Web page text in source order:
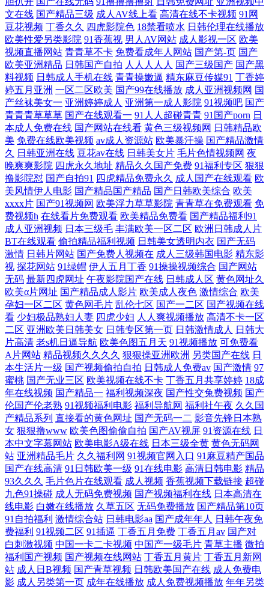
综合 久久伊人精品视频 国产丝袜美腿在线观看 大橡胶肏逼视频网 97超碰
人人草 91豆花网页免费 亚洲精品夜夜爽 亚州91 亚瑟黄色不卡网络 日日干
天天操 日韩影视 人人看av 另类色图人与 久草黄色网 国产欧美在线一线二
线 超碰人人操人人操 96精品国产亩在第 91蓝莓视频 中文字幕日韩欧美 午
夜理伦片 色播视频 人人人人人人人一操 青青草国产 男女深夜福利 国产自
第10页 国产精品久久久婷婷 黄色小网站秘密入口 国产91九色色啦 超碰成
人网 超鹏在线人妻 wwwsevip超碰 AV狠狠干 51精品视频 色色的网站 欧美
在线一品 精品人妻中文系列 后入少妇 国产精品日韩久久 超碰人人摸人人
操 а√天堂 爱豆网站免费观看官网 99色热 91大神网站 91处女 一本道操逼
导航 骚日日av 人人妻人人干人人 欧美日韩精品网站 欧美日韩精品网站 免
费的91 久久成人麻豆 九九精品久久 精品日韩网站 激情另类综合楼 国产精
品视频噜噜 白白色青青草在线观看 Av人人动物 97人人人 dd午夜AV 97资
源网站 92福利 91看片wwwcom 内射白丝jk 草莓视频app下载 艹艹日干
WWW怕怕 丰满人妻一二区 黄色页网站 九1传媒免费网页 麻豆精品产国入
口1 欧美亚洲日韩成人 强奸网址 人人伦人人伦人人乐 日本黄色一道二道
青青草原免费在线观看 人人妻人人操AV 国产日亚韩三区综合 国产人人干
黑丝自慰 91探花 AV色骚骚 色情在线观看 9199极品操91 97欧美色色 波多
野综合色图 含羞草视频 美女超碰碰 蜜桃视频WWWW 老司机黄色片 抠逼
视频 欧美岛国片 人妻在线专区 人妻91人人操 欧美日免费视频 欧美一级方
文在线 国产精品三级 成人AV线上看 高清在线不卡视频 91网
豆花视频 丁香久久 四虎影院色 18禁看喷水 日韩伦理在线播放
欧美性爱另类影院 91香蕉视 男人AV网站 成人影视一区 欧美
视频直播网站 青青草不卡 免费看成年人网站 国产第-页 国产
欧美亚洲精品 日韩国产自拍 人人人人人 国产三级国产 国产黑
料视频 日韩成人手机在线 青青操嫩逼 精东麻豆传媒91 丁香婷
婷五月亚洲 一区二区欧美 国产99在线播放 成人亚洲视频网 国
产丝袜美女一 亚洲婷婷成人 亚洲第一成人影院 91视频吧 国产
青青青草草草 国产在线观看一 91人人超碰青青 91国产porn 日
本成人免费在线 国产网站在线看 黄色三级视频网 日韩精品欧
美 免费在线欧美视频 av成人资源站 欧美暴汗操 国产精品激情
久 日韩亚洲在线 豆花av在线 日韩美女片 毛片色情视频网 夜
晚爽爽影院 四虎永久地址 精品久久国产免费 91福利专区 狠狠
撸影院怼 国产自拍91 四虎精品免费永久 成人国产在线观看 欧
美风情伊人电影 国产精品国产精品 国产日韩欧美综合 欧美
xxxx片 国产91视频网 欧美浮力草草影院 青青草在免费观看 免
费视频h 在线看片免费观看 欧美精品免费看 国产精品福利91
成人亚洲视频 日本三级毛 丰满欧美一区二区 欧洲日韩成人片
BT在线观看 偷拍精品福利视频 日韩美女透明内衣 国产无码
激情 日韩片网站 国产免费人视频在 成人三级韩国电影 精东影
视 探花网站 91绿帽 伊人五月丁香 91操操视频综合 国产网站
无码 最新四虎网址 午夜影院国产在线 日韩成人区 黄色网址久
欧美α片网址 国产精品成人影片 欧美成人夜色 激情综合 欧美
孕妇一区二区 黄色网毛片 乱伦七区 国产一二区 国产视频在线
看 少妇极品熟妇人妻 四虎少妇 人人爽视频播放 高清不卡一区
二区 亚洲欧美日韩美女 日韩专区第一页 日韩激情成人 日韩大
片高清 老s机日逼导航 欧美色图五月天 91视频播放 可免费看
A片网站 精品视频久久久久 狠狠操亚洲欧洲 另类国产在线 日
本生活片一级 国产视频偷拍自拍 日韩成人免费av 国产激情 97
蜜桃 国产无业三区 欧美视频在线不卡 丁香五月共享婷婷 18成
年在线视频 国产精品一 福利视频深夜 国产性交兔费视频 国产
伦国产伦老熟 91视频福利电影 福利导航网 福利社午夜 久久国
产精品系列 直接看的黄色网址 国产无码一二 影音先锋日本熟
女 狠狠撸www 欧美色图偷偷自拍 国产AV视屏 91资源在线 日
本中文字幕网站 欧美电影A级在线 日本三级全黄 黄色无码网
站 亚洲精品毛片 久久福利网 91视频官网入口 91麻豆精产国品
国产在线高清 91日韩欧美一级 91在线电影 高清日韩电影 精品
93久久久 毛片色片在线观看 成人视频 香蕉视频下载链接 超碰
九色91操碰 成人无码免费视频 国产视频福利在线 日本高清在
线电影 白嫩在线播放 久草五区 无码免费播放 国产精品第10页
91自拍福利 激情综合站 日韩电影aa 国产成年年人 日韩午夜免
费福利 91视频二区 91插逼 丁香五月免费 丁香五月av 国产对
白刺激视频 中国一卡二卡视频 中国产一级毛片 青草主播 微拍
福利国产视频 国产视频在线网站 丁香五月黄片 丁香五月新网
站 成人日B视频 国产青草视频 日韩欧美国产在线 成人免费电
影 成人另类第一页 成年在线播放 成人免费视频播放 年年另类